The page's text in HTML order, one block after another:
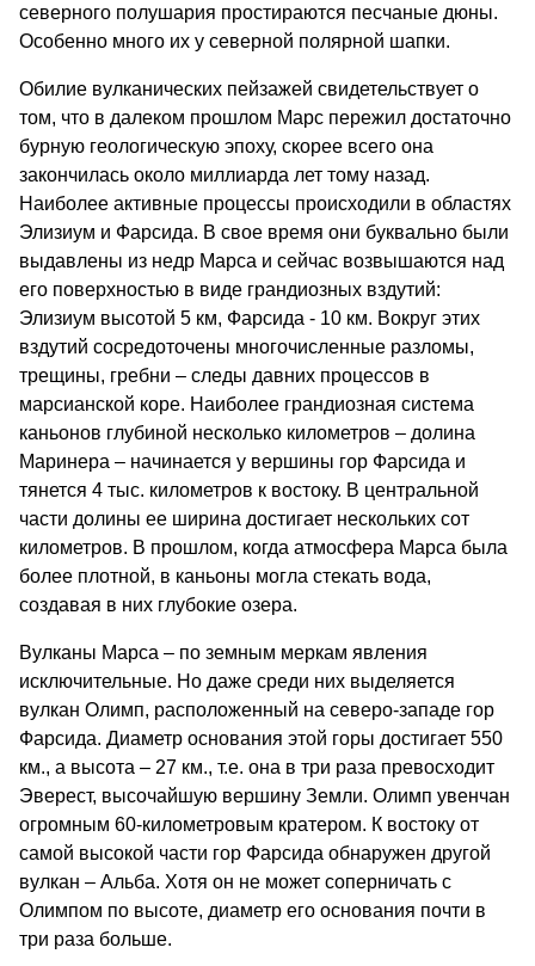
северного полушария простираются песчаные дюны.
Особенно много их у северной полярной шапки.
Обилие вулканических пейзажей свидетельствует о
том, что в далеком прошлом Марс пережил достаточно
бурную геологическую эпоху, скорее всего она
закончилась около миллиарда лет тому назад.
Наиболее активные процессы происходили в областях
Элизиум и Фарсида. В свое время они буквально были
выдавлены из недр Марса и сейчас возвышаются над
его поверхностью в виде грандиозных вздутий:
Элизиум высотой 5 км, Фарсида - 10 км. Вокруг этих
вздутий сосредоточены многочисленные разломы,
трещины, гребни – следы давних процессов в
марсианской коре. Наиболее грандиозная система
каньонов глубиной несколько километров – долина
Маринера – начинается у вершины гор Фарсида и
тянется 4 тыс. километров к востоку. В центральной
части долины ее ширина достигает нескольких сот
километров. В прошлом, когда атмосфера Марса была
более плотной, в каньоны могла стекать вода,
создавая в них глубокие озера.
Вулканы Марса – по земным меркам явления
исключительные. Но даже среди них выделяется
вулкан Олимп, расположенный на северо-западе гор
Фарсида. Диаметр основания этой горы достигает 550
км., а высота – 27 км., т.е. она в три раза превосходит
Эверест, высочайшую вершину Земли. Олимп увенчан
огромным 60-километровым кратером. К востоку от
самой высокой части гор Фарсида обнаружен другой
вулкан – Альба. Хотя он не может соперничать с
Олимпом по высоте, диаметр его основания почти в
три раза больше.